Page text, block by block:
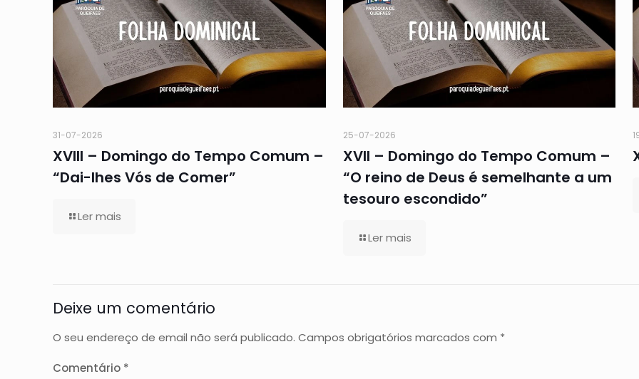
31-07-2026
XVIII – Domingo do Tempo Comum –
“Dai-lhes Vós de Comer”
Ler mais
25-07-2026
XVII – Domingo do Tempo Comum –
“O reino de Deus é semelhante a um
tesouro escondido”
Ler mais
Deixe um comentário
O seu endereço de email não será publicado. Campos obrigatórios marcados com *
Comentário *